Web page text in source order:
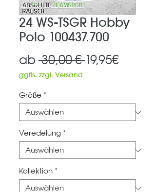
24 WS-TSGR Hobby
Polo 100437.700
ab 30,00 € 19,95€Sale-
ggfls. zzgl. Versand
Größe *
Veredelung *
Kollektion *